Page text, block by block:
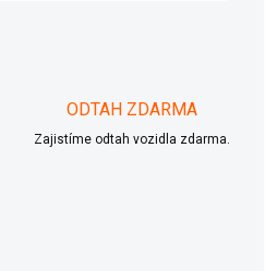
ODTAH ZDARMA
Zajistíme odtah vozidla zdarma.